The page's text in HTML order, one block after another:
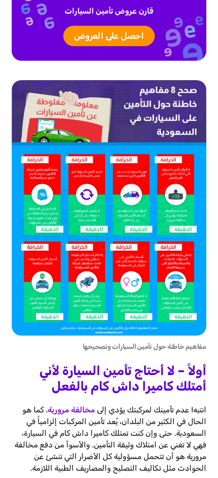
قارن عروض تأمين السيارات
احصل على العروض
مفاهيم خاطئة حول تأمين السيارات وتصحيحها
أولاً – لا أحتاج تأمين السيارة لأني
أمتلك كاميرا داش كام بالفعل
انتبه! عدم تأمينك لمركبتك يؤدي إلى مخالفة مرورية. كما هو
الحال في الكثير من البلدان، يُعد تأمين المركبات إلزامياً في
السعودية. حتى وإن كنت تمتلك كاميرا داش كام في السيارة،
فهي لا تغني عن امتلاك وثيقة التأمين. والأسوأ من دفع مخالفة
مرورية هو أن تتحمل مسؤولية كل الأضرار التي تنشئ عن
الحوادث مثل تكاليف التصليح والمصاريف الطبية اللازمة.